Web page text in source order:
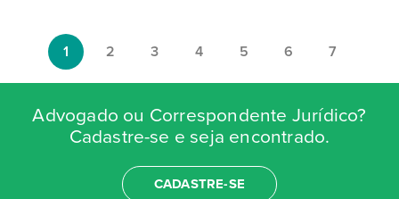
1 2 3 4 5 6 7
Advogado ou Correspondente Jurídico?
Cadastre-se e seja encontrado.
CADASTRE-SE